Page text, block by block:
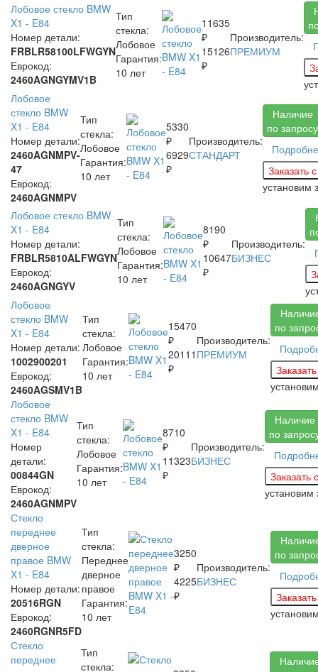
Лобовое стекло BMW
X1 - E84
Номер детали:
FRBLR58100LFWGYN
Еврокод:
2460AGNGYMV1B
Тип
стекла:
Лобовое
Гарантия:
10 лет
11635
₽
15126
₽
Производитель:
ПРЕМИУМ
Лобовое
стекло BMW
X1 - E84
Номер детали:
2460AGNMPV-
47
Еврокод:
2460AGNMPV
Тип
стекла:
Лобовое
Гарантия:
10 лет
5330
₽
6929
₽
Производитель:
СТАНДАРТ
Наличие
по запросу
установим
Лобовое стекло BMW
X1 - E84
Номер детали:
FRBLR5810ALFWGYN
Еврокод:
2460AGNGYV
Тип
стекла:
Лобовое
Гарантия:
10 лет
8190
₽
10647
₽
Производитель:
БИЗНЕС
Лобовое
стекло BMW
X1 - E84
Номер детали:
1002900201
Еврокод:
2460AGSMV1B
Тип
стекла:
Лобовое
Гарантия:
10 лет
15470
₽
20111
₽
Производитель:
ПРЕМИУМ
по
Лобовое
стекло BMW
X1 - E84
Номер
детали:
00844GN
Еврокод:
2460AGNMPV
Тип
стекла:
Лобовое
Гарантия:
10 лет
8710
₽
11323
₽
Производитель:
БИЗНЕС
Наличие
по
установим
Стекло
переднее
дверное
правое BMW
X1 - E84
Номер детали:
20516RGN
Еврокод:
2460RGNR5FD
Тип
стекла:
Переднее
дверное
правое
Гарантия:
10 лет
3250
₽
4225
₽
Производитель:
БИЗНЕС
по
Стекло
переднее
Тип
стекла: